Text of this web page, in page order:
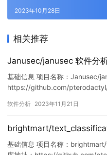
2023年10月28日
相关推荐
Janusec/janusec 软件分
基础信息 项目名称：Janusec/
https://github.com/pterodactyl/
20640/
软件分析 2023年11月21日
brightmart/
基础信息 项目名称：